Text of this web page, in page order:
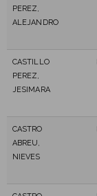
PEREZ,
ALEJANDRO
CASTILLO
PEREZ,
JESIMARA
CASTRO
ABREU,
NIEVES